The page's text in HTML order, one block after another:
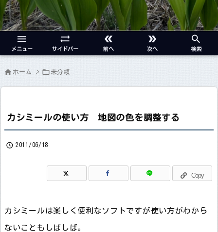

メニュー

サイドバー

前へ

次へ

検索
 ホーム >  未分類
カシミールの使い方 地図の色を調整する
 2011/06/18
Copy
カシミールは楽しく便利なソフトですが使い方がわから
ないこともしばしば。